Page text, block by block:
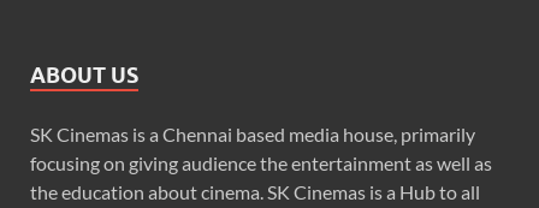
ABOUT US
SK Cinemas is a Chennai based media house, primarily
focusing on giving audience the entertainment as well as
the education about cinema. SK Cinemas is a Hub to all